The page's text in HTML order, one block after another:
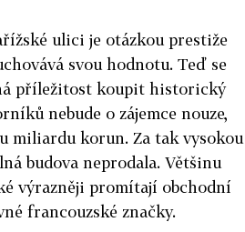
ulici je otázkou prestiže
svou hodnotu. Teď se
příležitost koupit historický
nebude o zájemce nouze,
miliardu korun. Za tak vysokou
budova neprodala. Většinu
výrazněji promítají obchodní
francouzské značky.